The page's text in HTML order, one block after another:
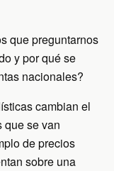
que preguntarnos
y por qué se
nacionales?
cambian el
que se van
de precios
sobre una